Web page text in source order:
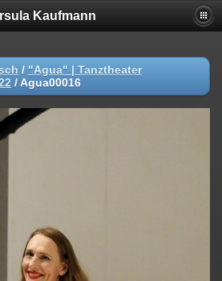
Kaufmann
/ "Agua" | Tanztheater
/ Agua00016